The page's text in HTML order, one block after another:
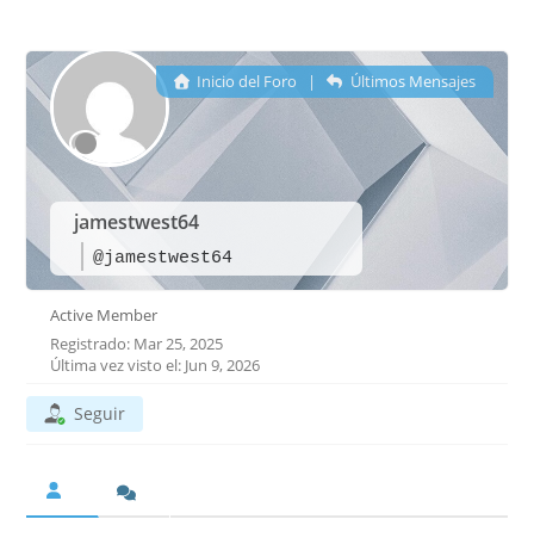
jamestwest64
@jamestwest64
Inicio del Foro | Últimos Mensajes
Active Member
Registrado: Mar 25, 2025
Última vez visto el: Jun 9, 2026
Seguir